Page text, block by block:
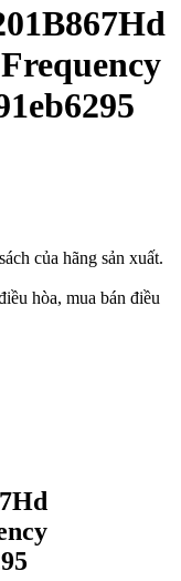
của hãng sản xuất.
hòa, mua bán điều